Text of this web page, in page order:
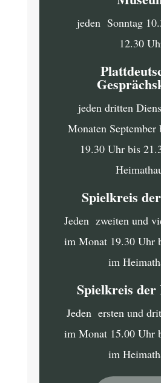
jeden Sonntag
12.30
jeden dritten
Monaten
19.30 Uhr bis
Spielkreis
Jeden zweiten und
im Monat 19.30 Uhr
im
Spielkreis
Jeden ersten und
im Monat 15.00 Uhr
im